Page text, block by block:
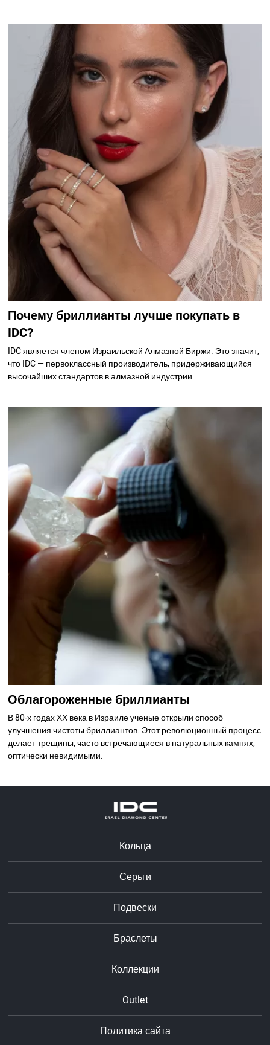
Почему бриллианты лучше покупать в
IDC?
IDC является членом Израильской Алмазной Биржи. Это значит,
что IDC — первоклассный производитель, придерживающийся
высочайших стандартов в алмазной индустрии.
Облагороженные бриллианты
В 80-х годах ХХ века в Израиле ученые открыли способ
улучшения чистоты бриллиантов. Этот революционный процесс
делает трещины, часто встречающиеся в натуральных камнях,
оптически невидимыми.
Кольца
Серьги
Подвески
Браслеты
Коллекции
Outlet
Политика сайта